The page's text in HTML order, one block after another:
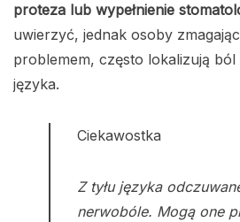
proteza lub wypełnienie
uwierzyć, jednak osoby
problemem, często lokalizują
języka.
Ciekawostka
Z tyłu języka
nerwobóle. Mogą one